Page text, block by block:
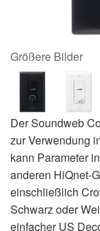
Größere Bilder
Der Soundweb
zur Verwendung
kann Parameter
anderen HiQnet-
einschließlich
Schwarz oder
einfacher US